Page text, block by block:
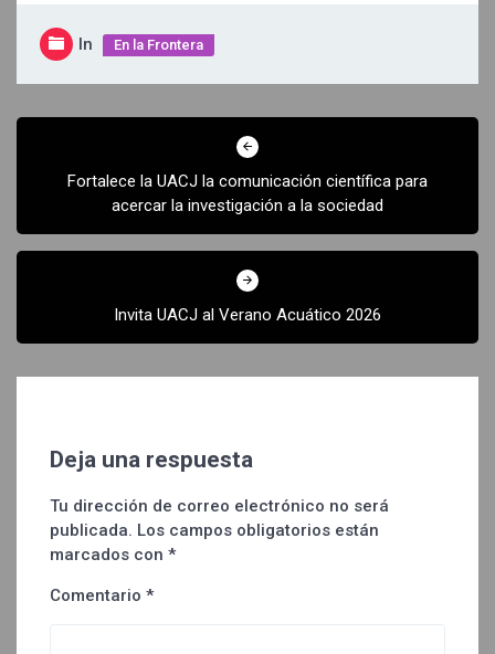
In En la Frontera
Navegación
entradas
Fortalece la UACJ la comunicación científica para
acercar la investigación a la sociedad
Invita UACJ al Verano Acuático 2026
Deja una respuesta
Tu dirección de correo electrónico no será
publicada. Los campos obligatorios están
marcados con *
Comentario *